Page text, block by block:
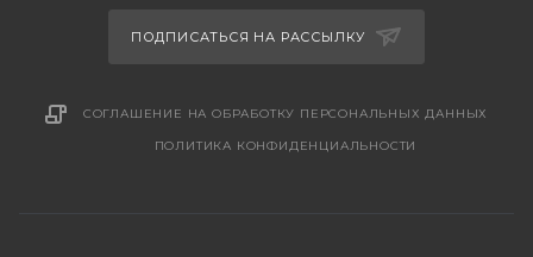
ПОДПИСАТЬСЯ НА РАССЫЛКУ
СОГЛАШЕНИЕ НА ОБРАБОТКУ ПЕРСОНАЛЬНЫХ ДАННЫХ
ПОЛИТИКА КОНФИДЕНЦИАЛЬНОСТИ